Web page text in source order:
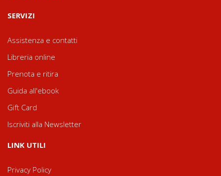
SERVIZI
Assistenza e contatti
Libreria online
Prenota e ritira
Guida all'ebook
Gift Card
Iscriviti alla Newsletter
LINK UTILI
Privacy Policy